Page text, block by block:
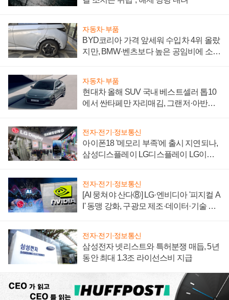
자동차·부품
BYD코리아 가격 앞세워 수입차 4위 올랐
지만, BMW·벤츠보다 높은 공임비에 소비
자동차·부품
현대차 올해 SUV 국내 베스트셀러 톱10
에서 싼타페만 자리매김, 그랜저·아반떼
전자·전기·정보통신
아이폰18 '메모리 부족'에 출시 지연되나,
삼성디스플레이 LG디스플레이 LG이노
전자·전기·정보통신
[AI 뭉쳐야 산다⑧] LG·엔비디아 '피지컬 A
I' 동맹 강화, 구광모 제조·데이터·기술 결
전자·전기·정보통신
삼성전자 넷리스트와 특허분쟁 매듭, 5년
동안 최대 1.3조 라이선스비 지급